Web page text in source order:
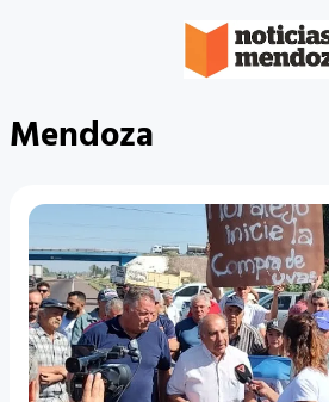
Mendoza